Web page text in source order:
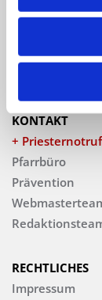
Gottesdienste
KONTAKT
+
Pfarrbüro
Prävention
RECHTLICHES
Impressum